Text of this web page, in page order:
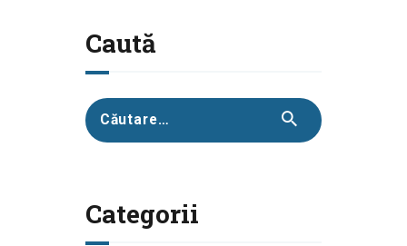
Caută
Caută
după:
Categorii